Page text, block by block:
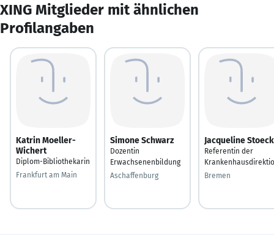
XING Mitglieder mit ähnlichen
Profilangaben
Katrin Moeller-
Wichert
Diplom-Bibliothekarin
Frankfurt am Main
Simone Schwarz
Dozentin
Erwachsenenbildung
Aschaffenburg
Jacqueline Stoeck
Referentin der
Bremen